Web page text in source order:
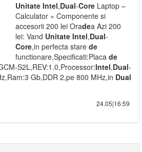
Unitate Intel,Dual-Core Laptop –
Calculator » Componente si
accesorii 200 lei Oradea Azi 200
lei: Vand Unitate Intel,Dual-
Core,in perfecta stare de
functionare,Specificati:Placa de
S2L,REV:1.0,Processor:Intel,Dual-
Gb,DDR 2,pe 800 MHz,in Dual
24.05|16:59